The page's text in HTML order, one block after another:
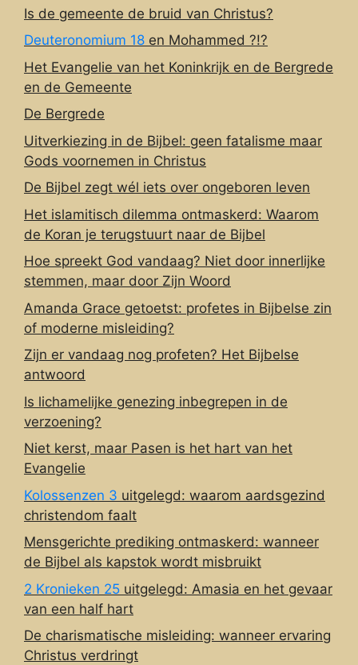
Is de gemeente de bruid van Christus?
Deuteronomium 18 en Mohammed ?!?
Het Evangelie van het Koninkrijk en de Bergrede
en de Gemeente
De Bergrede
Uitverkiezing in de Bijbel: geen fatalisme maar
Gods voornemen in Christus
De Bijbel zegt wél iets over ongeboren leven
Het islamitisch dilemma ontmaskerd: Waarom
de Koran je terugstuurt naar de Bijbel
Hoe spreekt God vandaag? Niet door innerlijke
stemmen, maar door Zijn Woord
Amanda Grace getoetst: profetes in Bijbelse zin
of moderne misleiding?
Zijn er vandaag nog profeten? Het Bijbelse
antwoord
Is lichamelijke genezing inbegrepen in de
verzoening?
Niet kerst, maar Pasen is het hart van het
Evangelie
Kolossenzen 3 uitgelegd: waarom aardsgezind
christendom faalt
Mensgerichte prediking ontmaskerd: wanneer
de Bijbel als kapstok wordt misbruikt
2 Kronieken 25 uitgelegd: Amasia en het gevaar
van een half hart
De charismatische misleiding: wanneer ervaring
Christus verdringt